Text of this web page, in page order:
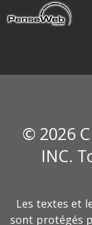
© 2026
INC.
Les textes et
sont protégés